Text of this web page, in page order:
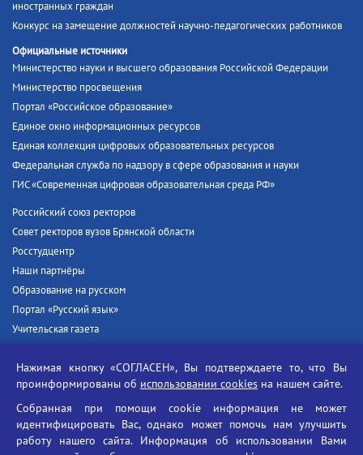
иностранных граждан
Конкурс на замещение должностей научно-педагогических работников
Официальные источники
Министерство науки и высшего образования Российской Федерации
Министерство просвещения
Портал «Российское образование»
Единое окно информационных ресурсов
Единая коллекция цифровых образовательных ресурсов
Федеральная служба по надзору в сфере образования и науки
ГИС «Современная цифровая образовательная среда РФ»
Российский союз ректоров
Совет ректоров вузов Брянской области
Росстудцентр
Наши партнёры
Образование на русском
Портал «Русский язык»
Учительская газета
Единый портал государственных услуг
Противодействие угрозам информационной безопасности
Социальные ролики - Генеральная прокуратура РФ
Нажимая кнопку «СОГЛАСЕН», Вы подтверждаете то, что Вы
проинформированы об использовании cookies на нашем сайте.
Собранная при помощи cookie информация не может
идентифицировать Вас, однако может помочь нам улучшить
работу нашего сайта. Информация об использовании Вами